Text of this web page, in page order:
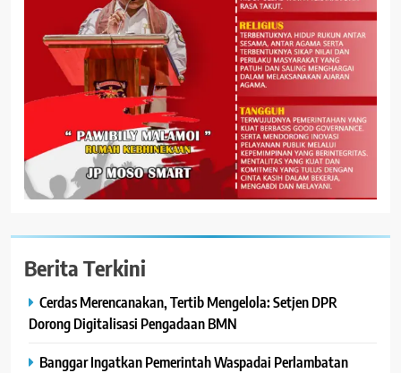
Berita Terkini
Cerdas Merencanakan, Tertib Mengelola: Setjen DPR
Dorong Digitalisasi Pengadaan BMN
Banggar Ingatkan Pemerintah Waspadai Perlambatan